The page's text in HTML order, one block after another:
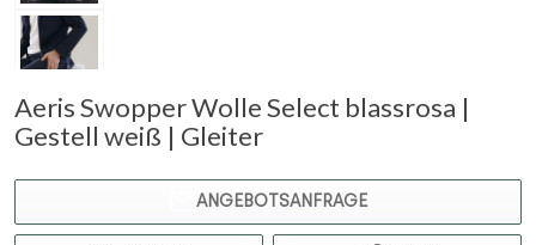
Aeris Swopper Wolle Select blassrosa |
Gestell weiß | Gleiter
ANGEBOTSANFRAGE